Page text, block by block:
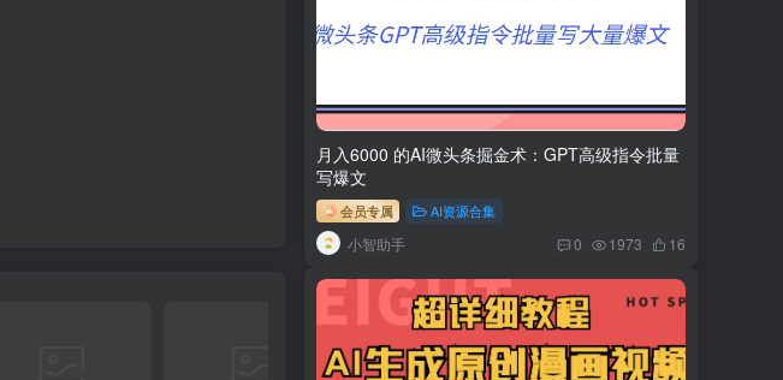
月入6000 的AI微头条掘金术：GPT高级指令批量
写爆文
会员专属 AI资源合集
小智助手 0 1973 16